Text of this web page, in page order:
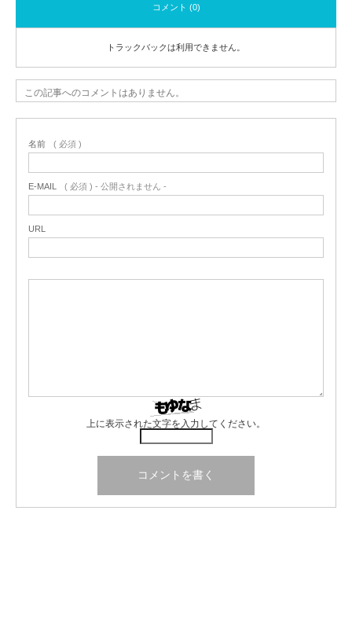
コメント (0)
トラックバックは利用できません。
この記事へのコメントはありません。
名前 ( 必須 )
E-MAIL ( 必須 ) - 公開されません -
URL
上に表示された文字を入力してください。